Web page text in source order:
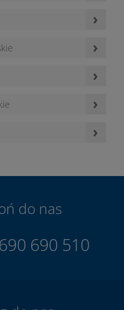
›
›
›
›
›
do nas
690 510